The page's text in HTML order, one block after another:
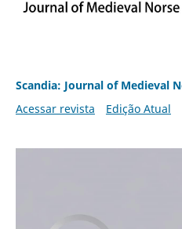
Scandia: Journal of Medieval
Acessar revista
Edição Atual